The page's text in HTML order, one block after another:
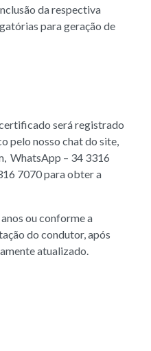
da respectiva
para geração de
será registrado
pelo nosso chat do site,
WhatsApp – 34 3316
7070 para obter a
ou conforme a
do condutor, após
atualizado.